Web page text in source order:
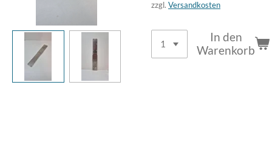
zzgl. Versandkosten
In den
Warenkorb